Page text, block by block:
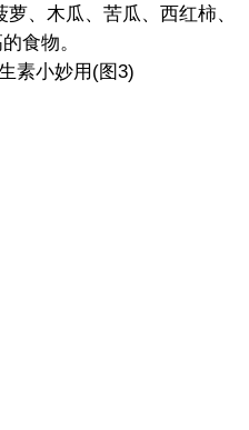
、木瓜、苦瓜、西红柿、
食物。